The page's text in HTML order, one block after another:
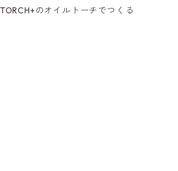
のオイルトーチでつくる